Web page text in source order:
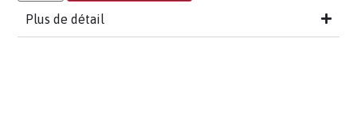
Plus de détail